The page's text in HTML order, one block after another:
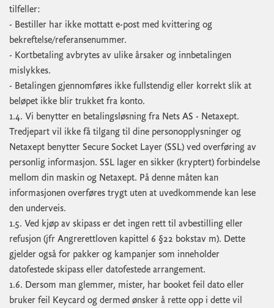
tilfeller:
- Bestiller har ikke mottatt e-post med kvittering og
bekreftelse/referansenummer.
- Kortbetaling avbrytes av ulike årsaker og innbetalingen
mislykkes.
- Betalingen gjennomføres ikke fullstendig eller korrekt slik at
beløpet ikke blir trukket fra konto.
1.4. Vi benytter en betalingsløsning fra Nets AS - Netaxept.
Tredjepart vil ikke få tilgang til dine personopplysninger og
Netaxept benytter Secure Socket Layer (SSL) ved overføring av
personlig informasjon. SSL lager en sikker (kryptert) forbindelse
mellom din maskin og Netaxept. På denne måten kan
informasjonen overføres trygt uten at uvedkommende kan lese
den underveis.
1.5. Ved kjøp av skipass er det ingen rett til avbestilling eller
refusjon (jfr Angrerettloven kapittel 6 §22 bokstav m). Dette
gjelder også for pakker og kampanjer som inneholder
datofestede skipass eller datofestede arrangement.
1.6. Dersom man glemmer, mister, har booket feil dato eller
bruker feil Keycard og dermed ønsker å rette opp i dette vil